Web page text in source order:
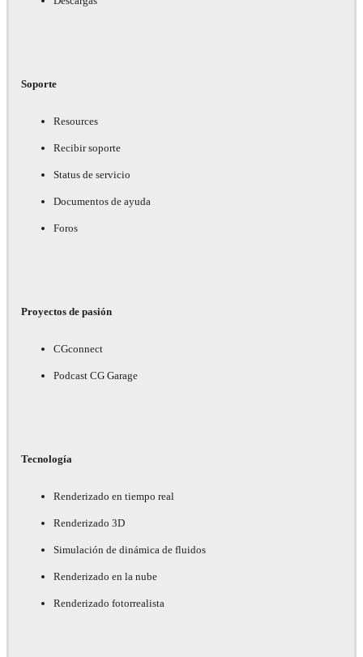
Soporte
Resources
Recibir soporte
Status de servicio
Documentos de ayuda
Foros
Proyectos de pasión
CGconnect
Podcast CG Garage
Tecnología
Renderizado en tiempo real
Renderizado 3D
Simulación de dinámica de fluidos
Renderizado en la nube
Renderizado fotorrealista